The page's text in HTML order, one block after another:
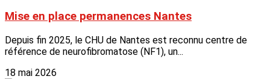
Mise en place permanences Nantes
Depuis fin 2025, le CHU de Nantes est reconnu centre de
référence de neurofibromatose (NF1), un...
18 mai 2026